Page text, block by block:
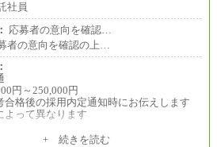
社員
応募者の意向を確認…
者の意向を確認の上…
円～250,000円
格後の採用内定通知時にお伝えします
って異なります
+ 続きを読む